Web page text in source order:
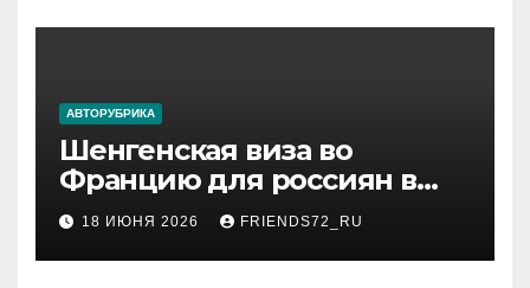
АВТОРУБРИКА
Шенгенская виза во
Францию для россиян в
2026 году: сроки от 3 дней
и список необходимых
документов
18 ИЮНЯ 2026 FRIENDS72_RU